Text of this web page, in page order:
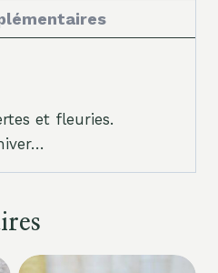
et fleuries.